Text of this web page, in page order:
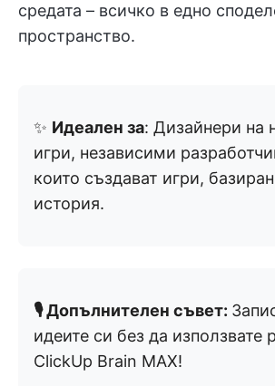
средата – всичко в едно
пространство.
✨ Идеален за: Дизайнери на
игри, независими
които създават игри,
история.
🎙️ Допълнителен съвет:
идеите си без да използвате
ClickUp Brain MAX!